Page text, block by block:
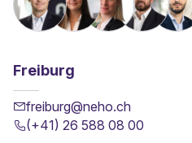
Freiburg
freiburg@neho.ch
(+41) 26 588 08 00